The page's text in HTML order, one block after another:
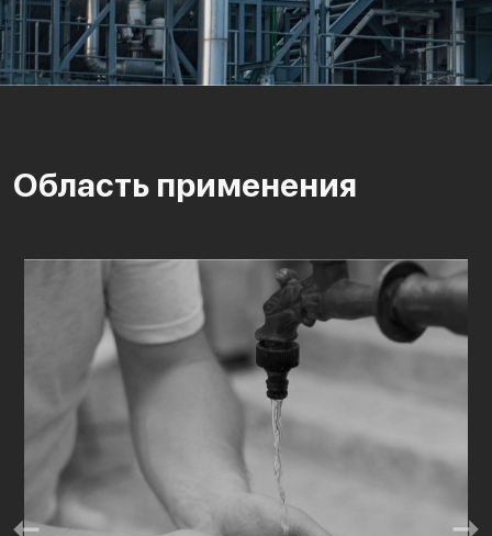
Область применения